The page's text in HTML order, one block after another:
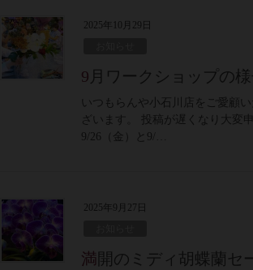
2025年10月29日
9月ワークショップの
いつもらんや小石川店をご愛顧い
ざいます。 投稿が遅くなり大変
9/26（金）と9/…
2025年9月27日
満開のミディ胡蝶蘭